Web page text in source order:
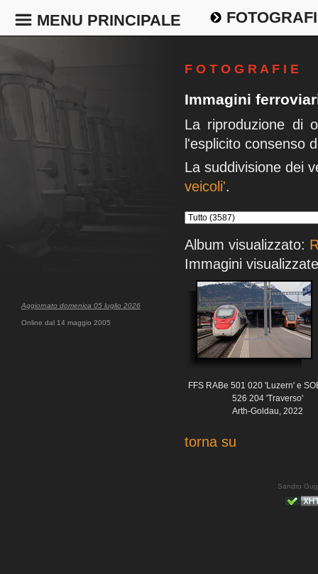
MENU PRINCIPALE
Aggiornato domenica 05 luglio 2026
Online dal 14 maggio 2005
F O T O G R A F I E
Immagini
La riproduzione di
l'esplicito consenso
La suddivisione dei
veicoli'.
Album visualizzato:
Immagini
FFS RABe 501 020 'Luzern' e
526 204 'Traverso'
Arth-Goldau, 2022
torna su
Sandro